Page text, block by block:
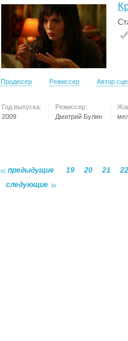
Продюсер Режиссер Автор
Год выпуска:
2009
Режиссер:
Дмитрий Булин
предыдущие 19 20 21
22
следующие